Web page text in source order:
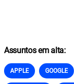
Assuntos em alta:
APPLE GOOGLE